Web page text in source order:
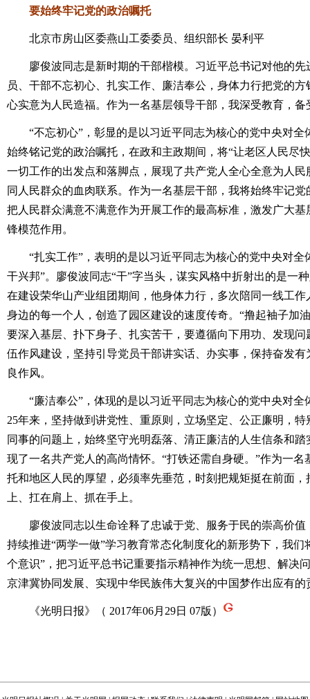
要始终牢记党的政治嘱托
北京市房山区委燕山工委委员、组织部长 晏利平
廖俊波同志是新时期的干部楷模。习近平总书记对他的先
员、干部不忘初心、扎实工作、廉洁奉公，身体力行把党的
心实意为人民造福。作为一名基层领导干部，我深受教育，备
“不忘初心”，彰显的是以习近平同志为核心的党中央对全
始终铭记党的政治嘱托，在政和主政期间，将“让老区人民尽
一切工作的出发点和落脚点，展现了共产党人全心全意为人
同人民群众的血肉联系。作为一名基层干部，我将始终牢记
把人民群众满意不满意作为开展工作的最高标准，激发广大
锋模范作用。
“扎实工作”，表明的是以习近平同志为核心的党中央对全
干兴邦”。廖俊波同志“干”字当头，谋实风格中折射出的是一
在建设荣华山产业组团期间，他身体力行，多次陪同一线工
身边的每一个人，创造了园区建设的速度传奇。“撸起袖子加
要深入基层、扑下身子、扎实苦干，要遵循向下用功、发现
伍作风建设，坚持引导党员干部讲实话、办实事，保持奋发
良作风。
“廉洁奉公”，体现的是以习近平同志为核心的党中央对全
25年来，坚持做到讲党性、重原则，立场坚定、公正廉明，
同事的问题上，始终坚守光明磊落、清正廉洁的人生信条和
现了一名共产党人的高尚情怀。“打铁还需自身硬。”作为一
托和地区人民的厚望，必须率先垂范，时刻把规矩挺在前面
上、扛在肩上、抓在手上。
廖俊波同志以生命诠释了忠诚于党、服务于民的崇高价值
持续推进“两学一做”学习教育常态化制度化的新形势下，我
个意识”，把习近平总书记重要指示精神作为统一思想、解决
京津冀协同发展、实现中华民族伟大复兴的中国梦作出应有的
《光明日报》（ 2017年06月29日 07版）